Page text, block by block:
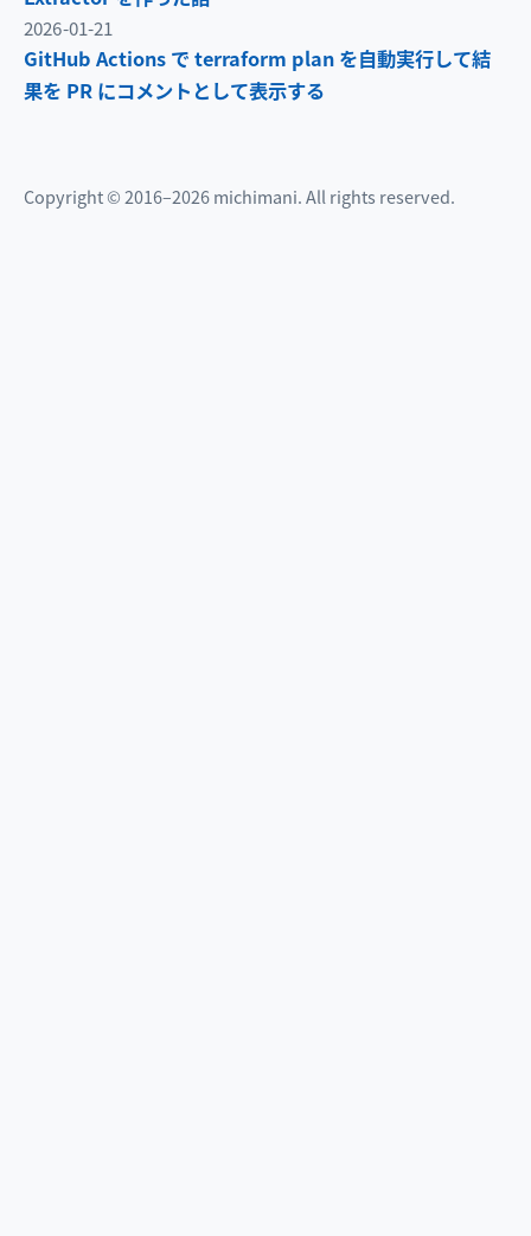
2026-01-21
GitHub Actions で terraform plan を自動実行して結
果を PR にコメントとして表示する
Copyright © 2016–2026 michimani. All rights reserved.